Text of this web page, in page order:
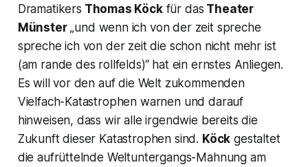
Dramatikers Thomas Köckfür das Theater
Münster„und wenn ich von der zeit spreche
spreche ich von der zeit die schon nicht mehr ist
(am rande des rollfelds)“hat ein ernstes Anliegen.
Es will vor den auf die Welt zukommenden
Vielfach-Katastrophen warnen und darauf
hinweisen, dass wir alle irgendwie bereits die
Zukunft dieser Katastrophen sind. Köck gestaltet
die aufrüttelnde Weltuntergangs-Mahnung am